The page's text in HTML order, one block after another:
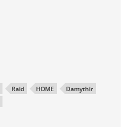
Raid HOME
Damythir